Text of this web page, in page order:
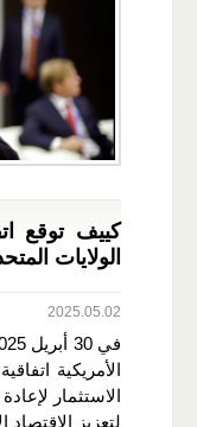
كييف توقع
الولايات
2025.05.02
الأمريكية
الاستثمار
لتعزيز